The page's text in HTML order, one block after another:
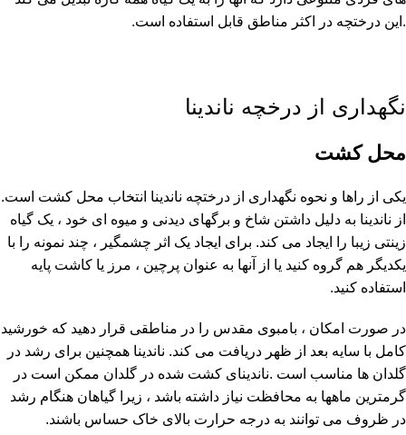
.این درختچه در اکثر مناطق قابل استفاده است.
نگهداری از درخچه ناندینا
محل کشت
یکی از راها و نحوه نگهداری از درختچه ناندینا انتخاب محل کشت است.
از ناندینا به دلیل داشتن شاخ و برگهای دیدنی و میوه ای خود ، یک گیاه
زینتی زیبا را ایجاد می کند. برای ایجاد یک اثر چشمگیر ، چند نمونه را با
یکدیگر هم گروه کنید یا از آنها به عنوان پرچین ، مرز یا کاشت پایه
استفاده کنید.
در صورت امکان ، بامبوی مقدس را در مناطقی قرار دهید که خورشید
کامل با سایه بعد از ظهر دریافت می کند. ناندینا همچنین برای رشد در
گلدان ها مناسب است .ناندینای کشت شده در گلدان ممکن است در
گرمترین ماهها به محافظت نیاز داشته باشد ، زیرا گیاهان هنگام رشد
در ظروف می توانند به درجه حرارت بالای خاک حساس باشند.